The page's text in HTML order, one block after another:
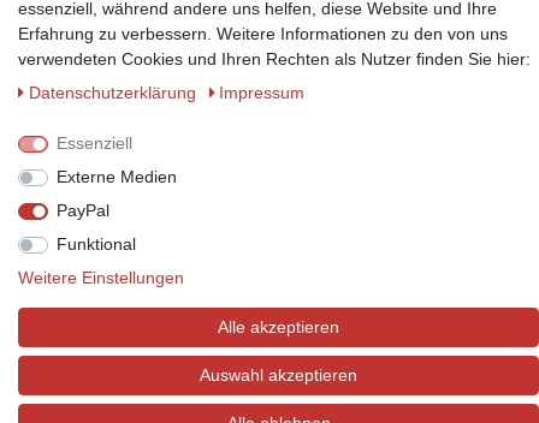
siehe Artikeldetails.
essenziell, während andere uns helfen, diese Website und Ihre
Erfahrung zu verbessern. Weitere Informationen zu den von uns
verwendeten Cookies und Ihren Rechten als Nutzer finden Sie hier:
Daten­schutz­erklärung
Impressum
Essenziell
Externe Medien
PayPal
Funktional
Weitere Einstellungen
Alle akzeptieren
Auswahl akzeptieren